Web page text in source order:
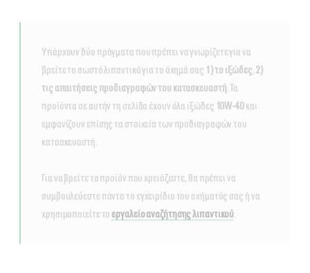
Υπάρχουν δύο πράγματα που πρέπει να γνωρίζετε για να
βρείτε το σωστό λιπαντικό για το όχημά σας 1) το ιξώδες 2)
τις απαιτήσεις προδιαγραφών του κατασκευαστή . Τα
προϊόντα σε αυτήν τη σελίδα έχουν όλα ιξώδες 10W-40και
εμφανίζουν επίσης τα στοιχεία των προδιαγραφών του
κατασκευαστή.
Για να βρείτε το προϊόν που χρειάζεστε, θα πρέπει να
συμβουλεύεστε πάντα το εγχειρίδιο του οχήματός σας ή να
χρησιμοποιείτε το εργαλείο αναζήτησης λιπαντικού